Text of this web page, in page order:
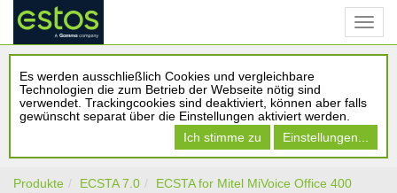
Es werden ausschließlich Cookies und vergleichbare
Technologien die zum Betrieb der Webseite nötig sind
verwendet. Trackingcookies sind deaktiviert, können aber falls
gewünscht separat über die Einstellungen aktiviert werden.
Ich stimme zu
Einstellungen...
Produkte ECSTA 7.0
ECSTA for Mitel MiVoice Office 400